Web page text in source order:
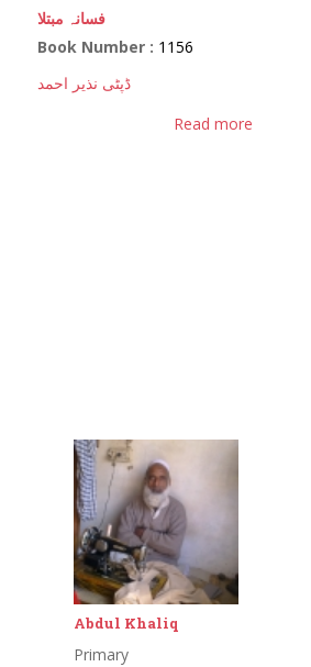
فسانہ مبتلا
Book Number : 1156
ڈپٹی نذیر احمد
Read more
Abdul Khaliq
Primary